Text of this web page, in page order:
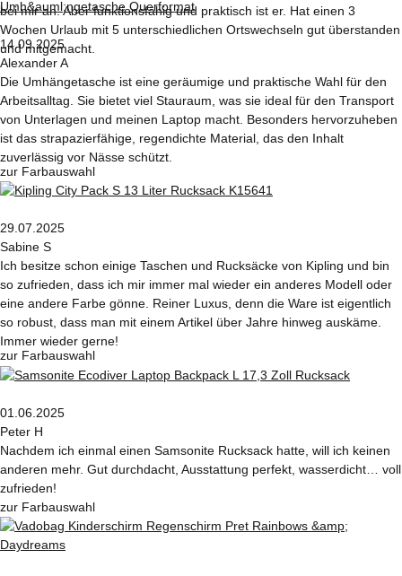
bei mir an. Aber funktionsfähig und praktisch ist er. Hat einen 3
Wochen Urlaub mit 5 unterschiedlichen Ortswechseln gut überstanden
und mitgemacht.
14.09.2025
Alexander A
Die Umhängetasche ist eine geräumige und praktische Wahl für den
Arbeitsalltag. Sie bietet viel Stauraum, was sie ideal für den Transport
von Unterlagen und meinen Laptop macht. Besonders hervorzuheben
ist das strapazierfähige, regendichte Material, das den Inhalt
zuverlässig vor Nässe schützt.
zur Farbauswahl
29.07.2025
Sabine S
Ich besitze schon einige Taschen und Rucksäcke von Kipling und bin
so zufrieden, dass ich mir immer mal wieder ein anderes Modell oder
eine andere Farbe gönne. Reiner Luxus, denn die Ware ist eigentlich
so robust, dass man mit einem Artikel über Jahre hinweg auskäme.
Immer wieder gerne!
zur Farbauswahl
01.06.2025
Peter H
Nachdem ich einmal einen Samsonite Rucksack hatte, will ich keinen
anderen mehr. Gut durchdacht, Ausstattung perfekt, wasserdicht… voll
zufrieden!
zur Farbauswahl